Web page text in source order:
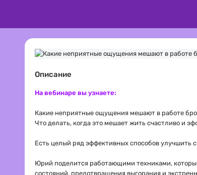
Описание
На вебинаре вы узнаете:
Какие неприятные ощущения мешают в работе
Что делать, когда это мешает жить счастливо и
Есть целый ряд эффективных способов улучшить
Юрий поделится работающими техниками,
состояний, предотвращения выгорания и